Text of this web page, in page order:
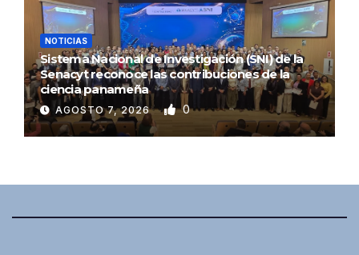
NOTICIAS
Sistema Nacional de Investigación (SNI) de la
Senacyt reconoce las contribuciones de la
ciencia panameña
AGOSTO 7, 2026 0